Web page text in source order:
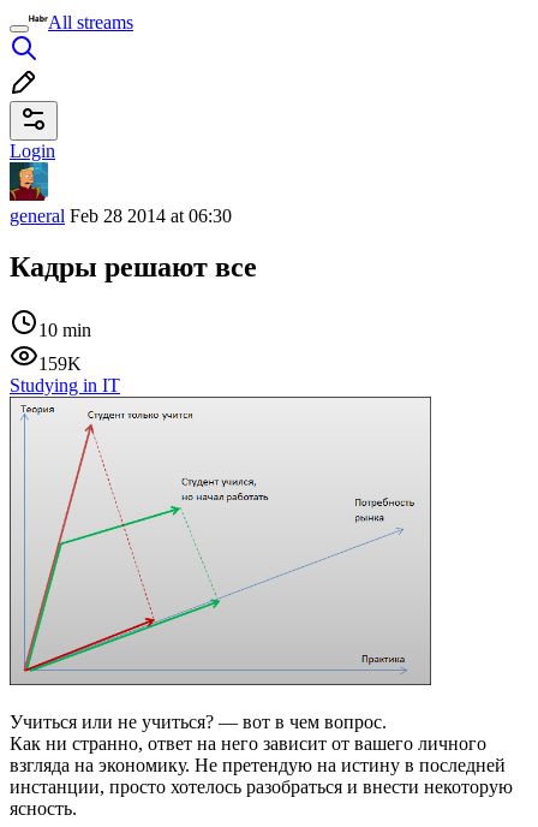
All streams
Login
general Feb 28 2014 at 06:30
Кадры решают все
10 min
159K
Studying in IT
Учиться или не учиться? — вот в чем вопрос.
Как ни странно, ответ на него зависит от вашего личного
взгляда на экономику. Не претендую на истину в последней
инстанции, просто хотелось разобраться и внести некоторую
ясность.